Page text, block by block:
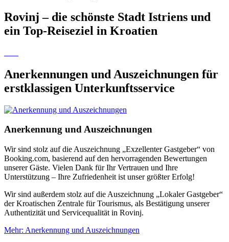
Rovinj – die schönste Stadt Istriens und
ein Top-Reiseziel in Kroatien
Anerkennungen und Auszeichnungen für
erstklassigen Unterkunftsservice
Anerkennung und Auszeichnungen
Wir sind stolz auf die Auszeichnung „Exzellenter Gastgeber“ von
Booking.com, basierend auf den hervorragenden Bewertungen
unserer Gäste. Vielen Dank für Ihr Vertrauen und Ihre
Unterstützung – Ihre Zufriedenheit ist unser größter Erfolg!
Wir sind außerdem stolz auf die Auszeichnung „Lokaler Gastgeber“
der Kroatischen Zentrale für Tourismus, als Bestätigung unserer
Authentizität und Servicequalität in Rovinj.
Mehr: Anerkennung und Auszeichnungen